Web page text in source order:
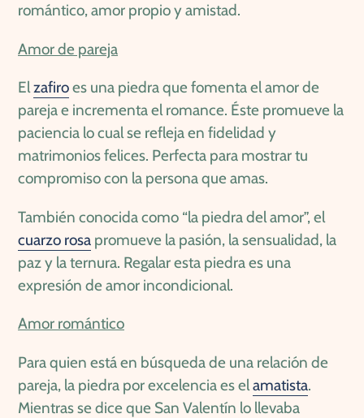
romántico, amor propio y amistad.
Amor de pareja
Elzafiroes una piedra que fomenta el amor de
pareja e incrementa el romance. Éste promueve la
paciencia lo cual se refleja en fidelidad y
matrimonios felices. Perfecta para mostrar tu
compromiso con la persona que amas.
También conocida como “la piedra del amor”, el
cuarzo rosa promueve la pasión, la sensualidad, la
paz y la ternura. Regalar esta piedra es una
expresión de amor incondicional.
Amor romántico
Para quien está en búsqueda de una relación de
pareja, la piedra por excelencia es elamatista.
Mientras se dice que San Valentín lo llevaba